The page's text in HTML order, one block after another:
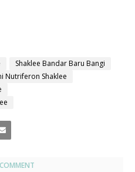
Shaklee Bandar Baru Bangi
Nutriferon Shaklee